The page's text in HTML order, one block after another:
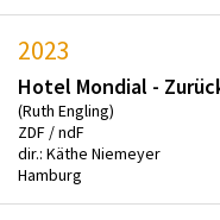
2023
Hotel Mondial -
(Ruth Engling)
ZDF / ndF
dir.: Käthe Niemeyer
Hamburg